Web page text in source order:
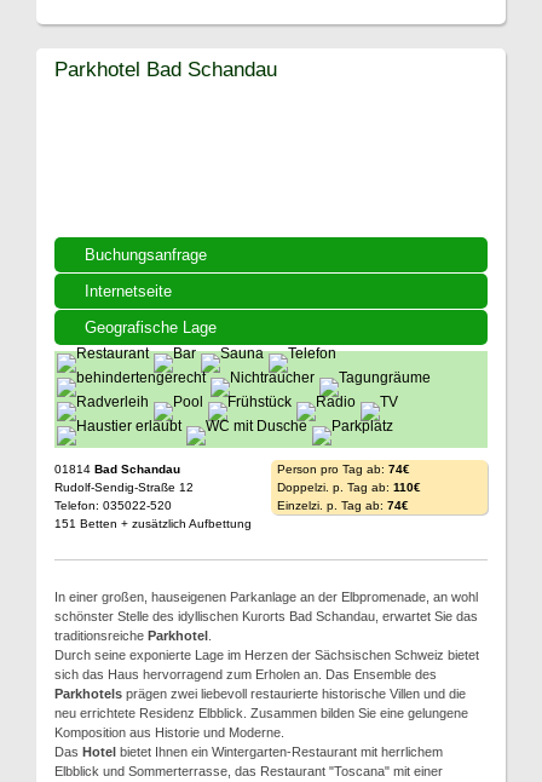
Buchungsanfrage
Internetseite
Geografische Lage
Parkhotel Bad Schandau
01814 Bad Schandau
Rudolf-Sendig-Straße 12
Telefon: 035022-520
151 Betten + zusätzlich Aufbettung
Person pro Tag ab: 74€
Doppelzi. p. Tag ab: 110€
Einzelzi. p. Tag ab: 74€
In einer großen, hauseigenen Parkanlage an der Elbpromenade, an wohl
schönster Stelle des idyllischen Kurorts Bad Schandau, erwartet Sie das
traditionsreiche Parkhotel
Durch seine exponierte Lage im Herzen der Sächsischen Schweiz bietet
sich das Haus hervorragend zum Erholen an. Das Ensemble des
Parkhotels prägen zwei liebevoll restaurierte historische Villen und die
neu errichtete Residenz Elbblick. Zusammen bilden Sie eine gelungene
Komposition aus Historie und Moderne.
Das Hotel bietet Ihnen ein Wintergarten-Restaurant mit herrlichem
Elbblick und Sommerterrasse, das Restaurant "Toscana" mit einer